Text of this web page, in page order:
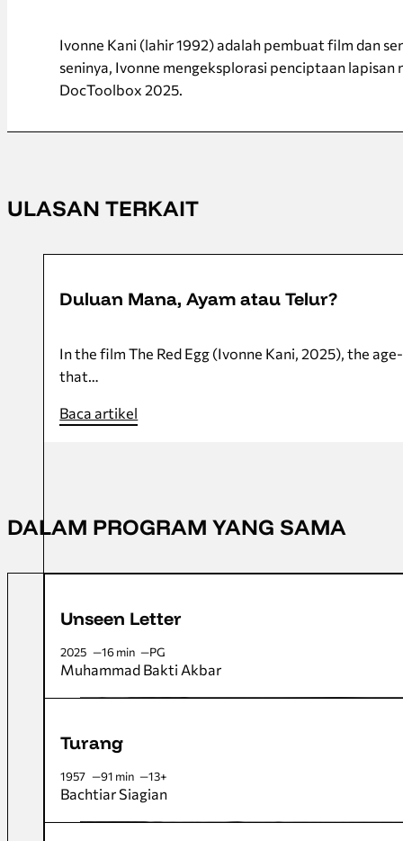
Ivonne Kani (lahir 1992) adalah pembuat film dan
seninya, Ivonne mengeksplorasi penciptaan
DocToolbox 2025.
ULASAN TERKAIT
Duluan Mana, Ayam atau Telur?
In the film The Red Egg (Ivonne Kani, 2025), the
that…
Baca artikel
DALAM PROGRAM YANG SAMA
Unseen Letter
2025 16 min PG
Muhammad Bakti Akbar
Turang
1957 91 min 13+
Bachtiar Siagian